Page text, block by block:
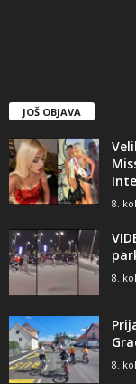
JOŠ OBJAVA
8.
8.
8.